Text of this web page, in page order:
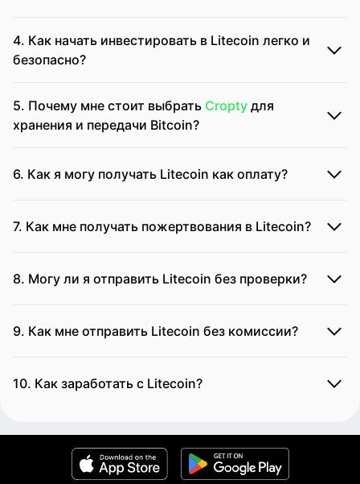
4. Как начать инвестировать в Litecoin легко и
безопасно?
5. Почему мне стоит выбрать Cropty для
хранения и передачи Bitcoin?
6. Как я могу получать Litecoin как оплату?
7. Как мне получать пожертвования в Litecoin?
8. Могу ли я отправить Litecoin без проверки?
9. Как мне отправить Litecoin без комиссии?
10. Как заработать с Litecoin?